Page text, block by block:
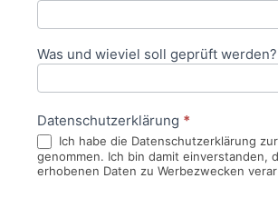
Was und wieviel soll geprüft werden?
Datenschutzerklärung *
Ich habe die Datenschutzerklärung
genommen. Ich bin damit einverstanden,
erhobenen Daten zu Werbezwecken